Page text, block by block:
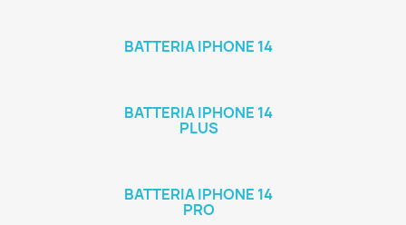
BATTERIA IPHONE 14
BATTERIA IPHONE 14
PLUS
BATTERIA IPHONE 14
PRO